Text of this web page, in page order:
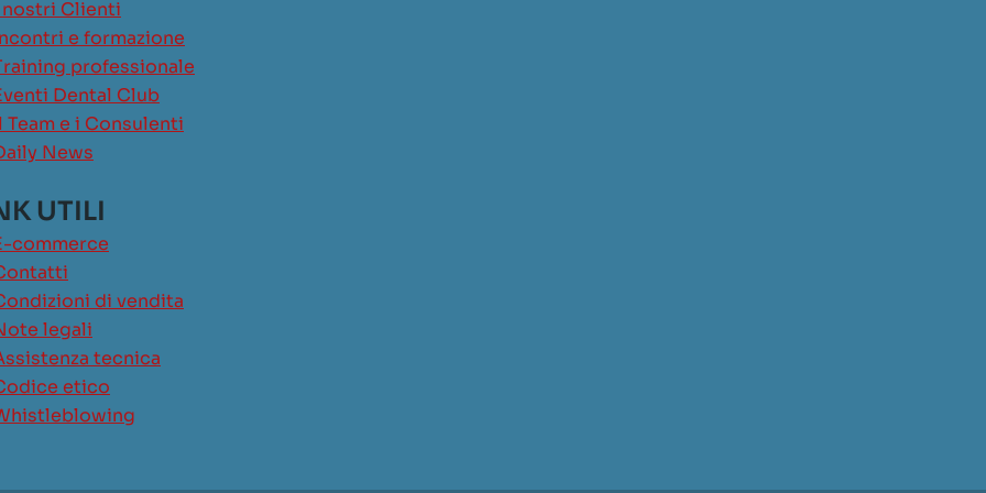
nostri Clienti
e formazione
professionale
Dental Club
Team e i Consulenti
News
UTILI
commerce
di vendita
legali
tecnica
etico